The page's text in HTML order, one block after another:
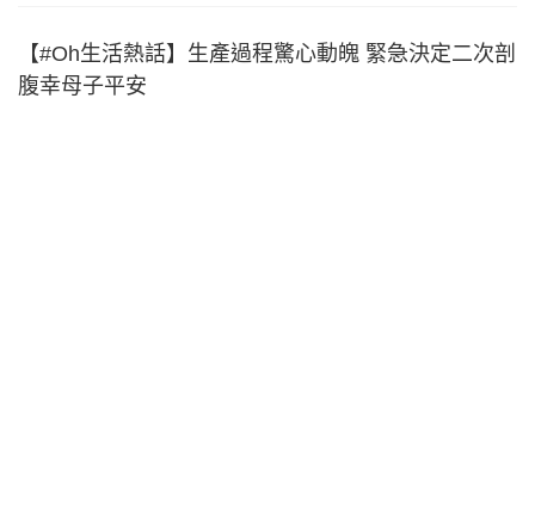
【#Oh生活熱話】生產過程驚心動魄 緊急決定二次剖
腹幸母子平安